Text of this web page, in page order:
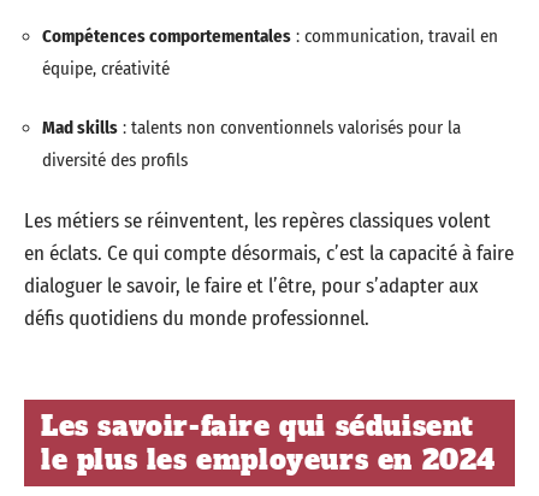
Compétences comportementales : communication, travail en
équipe, créativité
Mad skills : talents non conventionnels valorisés pour la
diversité des profils
Les métiers se réinventent, les repères classiques volent
en éclats. Ce qui compte désormais, c’est la capacité à faire
dialoguer le savoir, le faire et l’être, pour s’adapter aux
défis quotidiens du monde professionnel.
Les savoir-faire qui séduisent
le plus les employeurs en 2024